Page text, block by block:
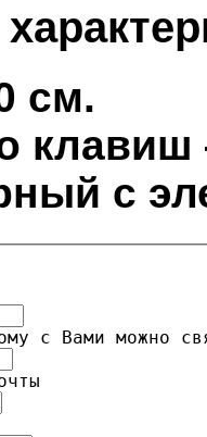
см.
с
с Вами можно